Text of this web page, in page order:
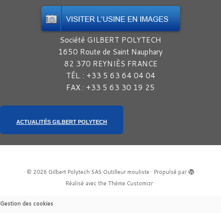
Société GILBERT POLYTECH
1650 Route de Saint Nauphary
82 370 REYNIÈS FRANCE
TÉL. : +33 5 63 64 04 04
FAX : +33 5 63 30 19 25
ACTUALITÉS GILBERT POLYTECH
· © 2026 Gilbert Polytech SAS Outilleur mouliste · Propulsé par
·
Réalisé avec the Thème Customizr·
Gestion des cookies